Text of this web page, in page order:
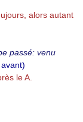
alors autant
passé: venu
le A.